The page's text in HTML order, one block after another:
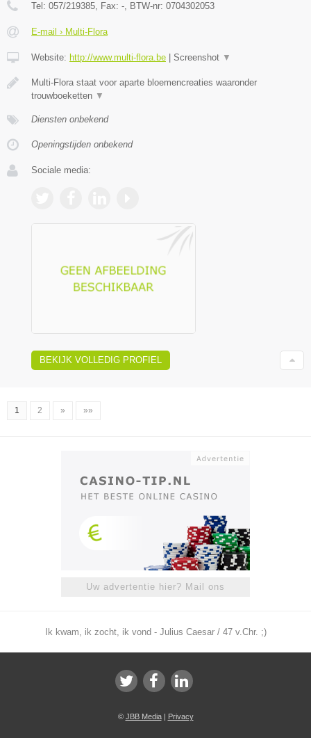
Tel: 057/219385, Fax: -, BTW-nr: 0704302053
E-mail › Multi-Flora
Website: http://www.multi-flora.be Screenshot ▼
Multi-Flora staat voor aparte bloemencreaties waaronder
trouwboeketten ▼
Diensten onbekend
Openingstijden onbekend
Sociale media:
BEKIJK VOLLEDIG PROFIEL
1 2 » »»
Uw advertentie hier? Mail ons
Ik kwam, ik zocht, ik vond - Julius Caesar / 47 v.Chr. ;)
© JBB Media| Privacy